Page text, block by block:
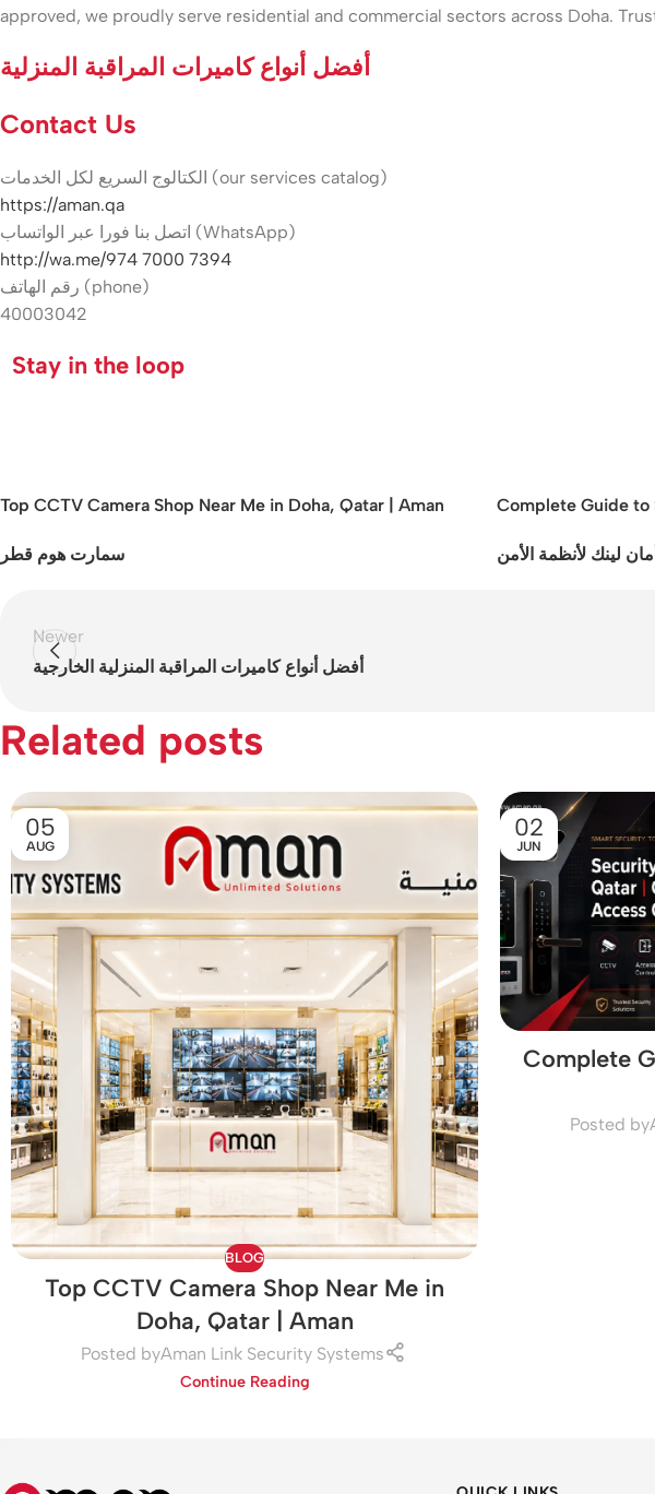
approved, we proudly serve residential and commercial sectors across Doha.
أفضل أنواع كاميرات المراقبة المنزلية
Contact Us
الكتالوج السريع لكل الخدمات (our services catalog)
https://aman.qa
اتصل بنا فورا عبر الواتساب (WhatsApp)
http://wa.me/974 7000 7394
رقم الهاتف (phone)
40003042
Stay in the loop
Top CCTV Camera Shop Near Me in Doha, Qatar | Aman Complete Guide to
سمارت هوم قطر لينك لأنظمة الأمن
Newer
أفضل أنواع كاميرات المراقبة المنزلية الخارجية
Related posts
05
AUG
BLOG
Top CCTV Camera Shop Near Me in
Doha, Qatar | Aman
Posted byAman Link Security Systems
Continue Reading
02
JUN
Complete
Posted by